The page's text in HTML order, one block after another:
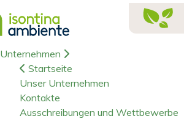
Unternehmen
Startseite
Unser Unternehmen
Kontakte
Ausschreibungen und Wettbewerbe